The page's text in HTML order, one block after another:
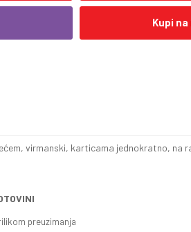
Kupi
virmanski, karticama jednokratno, na
preuzimanja